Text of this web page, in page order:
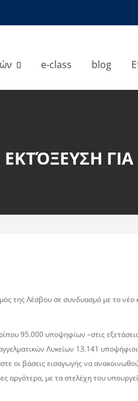
e-class blog
της Λέσβου σε συνδυασμό με το νέο
95.000 υποψηφίων –στις
Λυκείων 13.141
οι βάσεις εισαγωγής να
αργότερα, με τα στελέχη του